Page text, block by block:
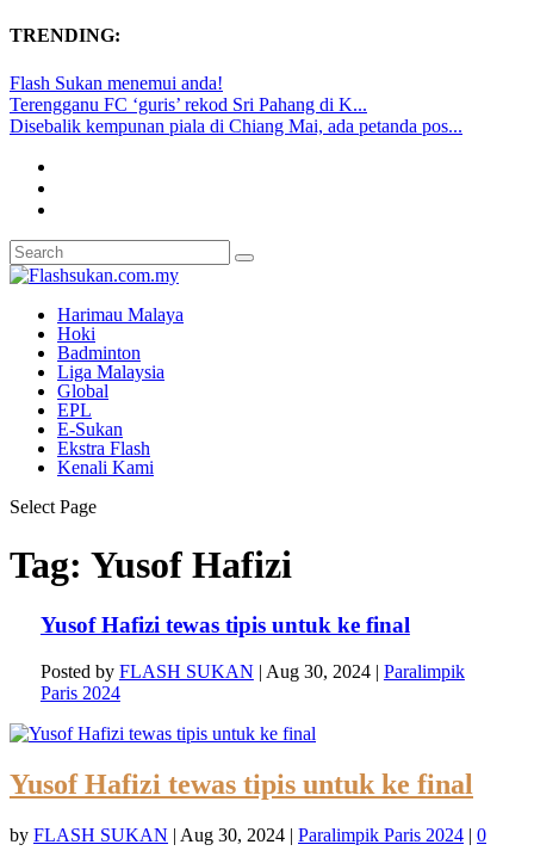
TRENDING:
Flash Sukan menemui anda!
Terengganu FC ‘guris’ rekod Sri Pahang di K...
Disebalik kempunan piala di Chiang Mai, ada petanda pos...
Harimau Malaya
Hoki
Badminton
Liga Malaysia
Global
EPL
E-Sukan
Ekstra Flash
Kenali Kami
Select Page
Tag: Yusof Hafizi
Yusof Hafizi tewas tipis untuk ke final
Posted by FLASH SUKAN | Aug 30, 2024| Paralimpik
Paris 2024
Yusof Hafizi tewas tipis untuk ke final
by FLASH SUKAN | Aug 30, 2024 | Paralimpik Paris 2024 | 0